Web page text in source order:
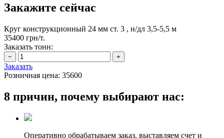
Закажите сейчас
Круг конструкционный 24 мм ст. 3 , н/дл 3,5-5,5 м
35400 грн/т.
Заказать тонн:
Заказать
Розничная цена: 35600
8 причин, почему выбирают нас:
Оперативно обрабатываем заказ, выставляем счет и